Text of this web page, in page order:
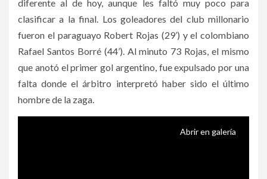
diferente al de hoy, aunque les faltó muy poco para
clasificar a la final. Los goleadores del club millonario
fueron el paraguayo Robert Rojas (29’) y el colombiano
Rafael Santos Borré (44’). Al minuto 73 Rojas, el mismo
que anotó el primer gol argentino, fue expulsado por una
falta donde el árbitro interpretó haber sido el último
hombre de la zaga.
Abrir en galería